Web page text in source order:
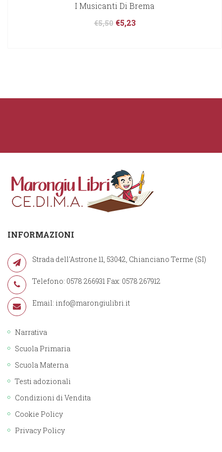
I Musicanti Di Brema
€5,50 €5,23
INFORMAZIONI
Strada dell'Astrone 11, 53042, Chianciano Terme (SI)
Telefono: 0578 266931 Fax: 0578 267912
Email: info@marongiulibri.it
Narrativa
Scuola Primaria
Scuola Materna
Testi adozionali
Condizioni di Vendita
Cookie Policy
Privacy Policy